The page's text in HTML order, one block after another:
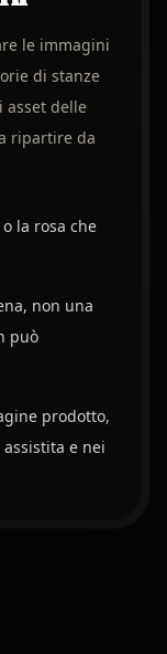
le immagini
di stanze
asset delle
ripartire da
la rosa che
non una
può
prodotto,
e nei